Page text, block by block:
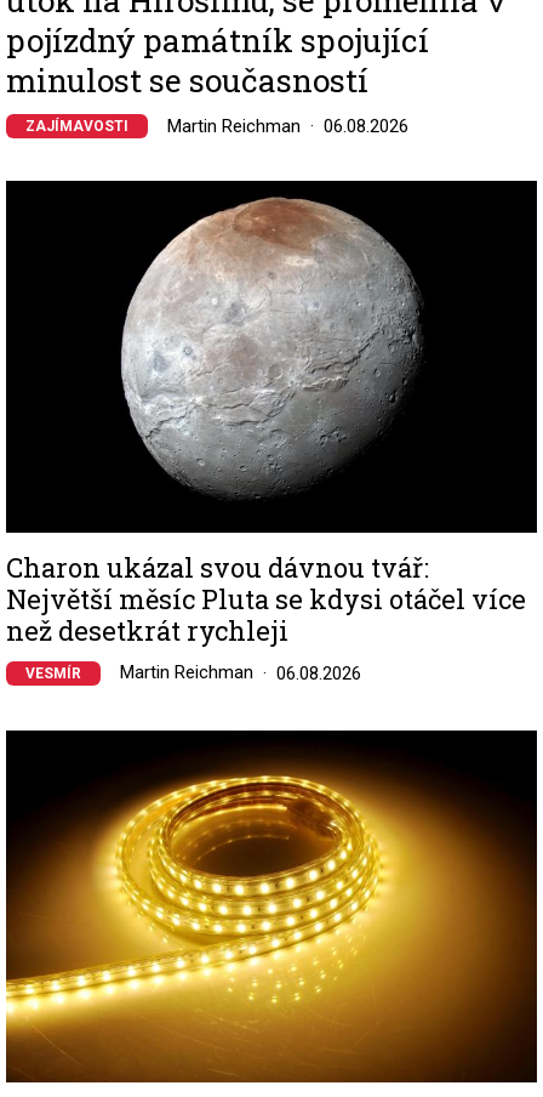
pojízdný památník spojující
minulost se současností
ZAJÍMAVOSTI Martin Reichman 06.08.2026
Charon ukázal svou dávnou tvář:
Největší měsíc Pluta se kdysi otáčel více
než desetkrát rychleji
VESMÍR Martin Reichman 06.08.2026